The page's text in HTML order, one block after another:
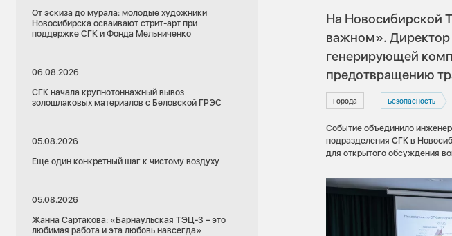
От эскиза до мурала: молодые художники
Новосибирска осваивают стрит-арт при
поддержке СГК и Фонда Мельниченко
06.08.2026
СГК начала крупнотоннажный вывоз
золошлаковых материалов с Беловской ГРЭС
05.08.2026
Еще один конкретный шаг к чистому воздуху
05.08.2026
Жанна Сартакова: «Барнаульская ТЭЦ-3 – это
любимая работа и эта любовь навсегда»
На Новосибирской
важном». Директор
генерирующей
предотвращению
Города Безопасность
Событие объединило
подразделения СГК в
для открытого обсуждения